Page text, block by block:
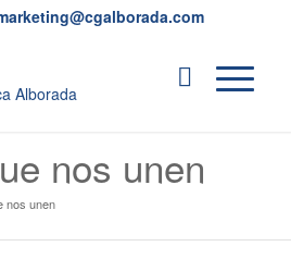
nos unen
nos unen